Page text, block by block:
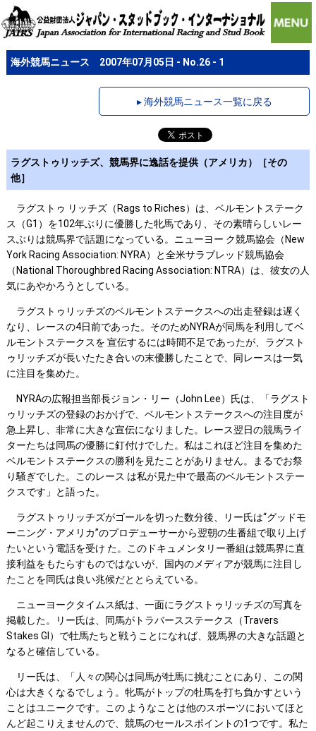
海外競馬ニュース 2007年07月05日 - No.26 - 1
▸ 海外競馬ニュース一覧に戻る
ラグストゥリッチズ、競馬界に逸話を提供（アメリカ）［その
他］
ラグストゥ リッチズ（Rags to Riches）は、ベルモントステーク
ス（G1）を102年ぶりに優勝した牝馬であり、その素晴らしいレー
スぶりは競馬界で話題になっている。ニューヨー ク競馬協会（New
York Racing Association: NYRA）と全米サラブレッド競馬協会
（National Thoroughbred Racing Association: NTRA）は、彼女の人
気にあやかろうとしている。
ラグストゥリッチズのベルモントステークスへの出走登録は遅く
なり、レースの4日前であった。そのためNYRAが同馬を利用してベ
ルモントステークスを 宣伝するには時間不足であったが、ラグスト
ゥリッチズが長いたたき合いの末優勝したことで、同レースは一気
に注目を集めた。
NYRAの広報担当部長ジョン・リー（John Lee）氏は、「ラグスト
ゥリッチズの登録のおかげで、ベルモントステークスへの注目度が
急上昇し、非常に大きな宣伝になりました。レース翌日の競馬ライ
ターたちは同馬の優勝に釘付けでした。私はこれほど注目を集めた
ベルモントステークスの勝利を見たことがありません。まるでお祭
り騒ぎでした。このレース は私が見た中で最高のベルモントステー
クスです」と語った。
ラグストゥリッチズがゴールを切った数分後、リー氏は“グッドモ
ーニング・アメリカ”のプロデューサーから翌朝の生番組で取り上げ
たいという電話を受け た。このドキュメンタリー番組は競馬界に直
接利益をもたらすものではないが、国内のメディアが競馬に注目し
たことを同氏は良い兆候だととらえている。
ニューヨークタイムス紙は、一面にラグストゥリッチズの写真を
掲載した。リー氏は、同馬がトラバースステークス（Travers
Stakes GI）で牡馬たちと戦うことになれば、競馬界の大きな話題と
なると確信している。
リー氏は、「人々の関心は同馬が牡馬に挑むことにあり、この関
心は大きくなるでしょう。牝馬がトップの牡馬を打ち負かすという
ことはユニークです。この ようなことは他のスポーツにおいてほと
んど起こりえませんので、競馬のセールスポイントの1つです。私た